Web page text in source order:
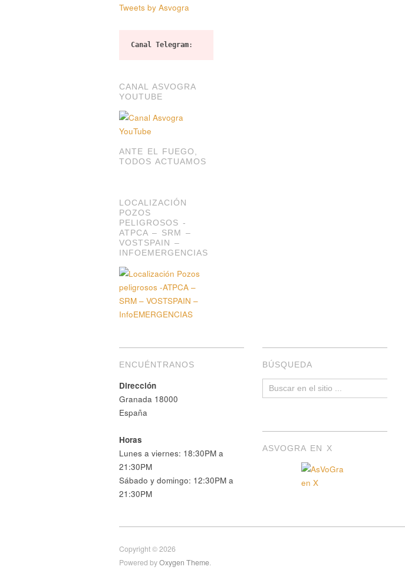
Tweets by Asvogra
Canal Telegram:
CANAL ASVOGRA
YOUTUBE
ANTE EL FUEGO,
TODOS ACTUAMOS
LOCALIZACIÓN
POZOS
PELIGROSOS -
ATPCA – SRM –
VOSTSPAIN –
INFOEMERGENCIAS
ENCUÉNTRANOS
Dirección
Granada 18000
España
Horas
Lunes a viernes: 18:30PM a
21:30PM
Sábado y domingo: 12:30PM a
21:30PM
BÚSQUEDA
ASVOGRA EN X
Copyright © 2026
Powered byOxygen Theme.